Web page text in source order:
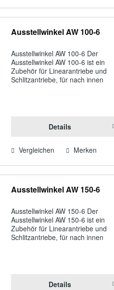
Ausstellwinkel AW 100-6
Ausstellwinkel AW 100-6 Der
Ausstellwinkel AW 100-6 ist ein
Zubehör für Linearantriebe und
Schlitzantriebe, für nach innen
Details
Vergleichen Merken
Ausstellwinkel AW 150-6
Ausstellwinkel AW 150-6 Der
Ausstellwinkel AW 150-6 ist ein
Zubehör für Linearantriebe und
Schlitzantriebe, für nach innen
Details